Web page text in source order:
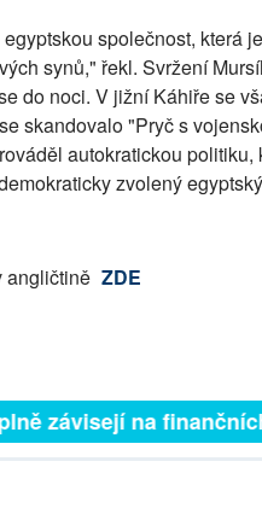
společnost, která
synů," řekl. Svržení
do noci. V jižní Káhiře se
skandovalo "Pryč s
autokratickou
zvolený
angličtině ZDE
závisejí na